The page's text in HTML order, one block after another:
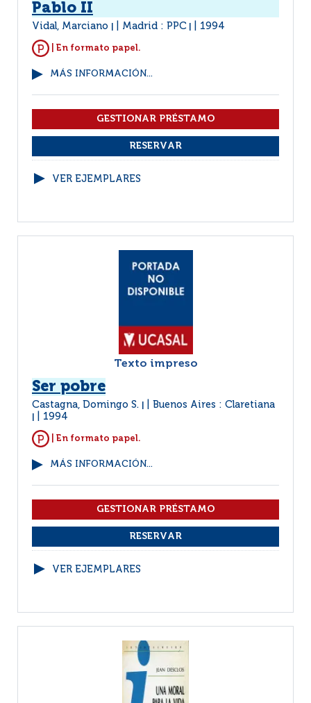
Pablo II
Vidal, Marciano Madrid : PPC 1994
| En formato papel.
MÁS INFORMACIÓN...
VER EJEMPLARES
Texto impreso
Ser pobre
Castagna, Domingo S. Buenos Aires : Claretiana
1994
| En formato papel.
MÁS INFORMACIÓN...
VER EJEMPLARES